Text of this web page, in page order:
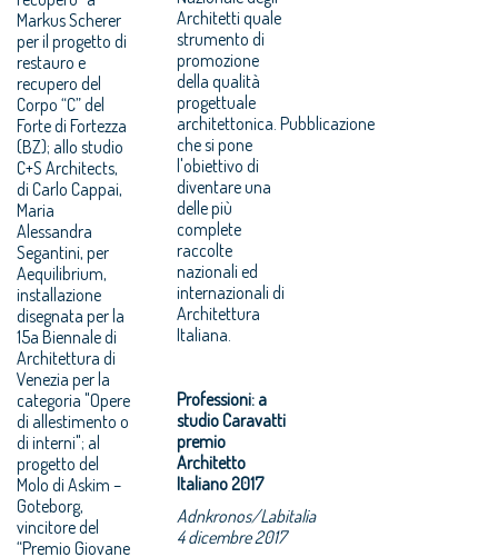
Markus Scherer
per il progetto di
restauro e
recupero del
Corpo “C” del
Forte di Fortezza
(BZ); allo studio
C+S Architects,
di Carlo Cappai,
Maria
Alessandra
Segantini, per
Aequilibrium,
installazione
disegnata per la
15a Biennale di
Architettura di
Venezia per la
categoria "Opere
di allestimento o
di interni"; al
progetto del
Molo di Askim –
Goteborg,
vincitore del
“Premio Giovane
Architetti quale
strumento di
promozione
della qualità
progettuale
architettonica. Pubblicazione
che si pone
l'obiettivo di
diventare una
delle più
complete
raccolte
nazionali ed
internazionali di
Architettura
Italiana.
Professioni: a
studio Caravatti
premio
Architetto
Italiano 2017
Adnkronos/Labitalia
4 dicembre 2017